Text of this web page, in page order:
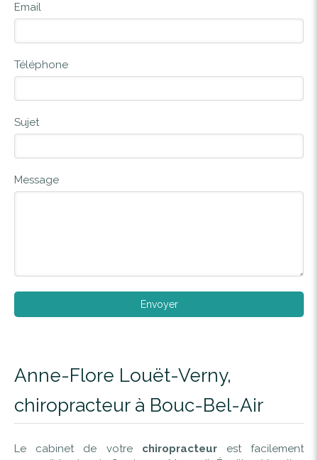
Email
Téléphone
Sujet
Message
Envoyer
Anne-Flore Louët-Verny,
chiropracteur à Bouc-Bel-Air
Le cabinet de votre chiropracteurest facilement